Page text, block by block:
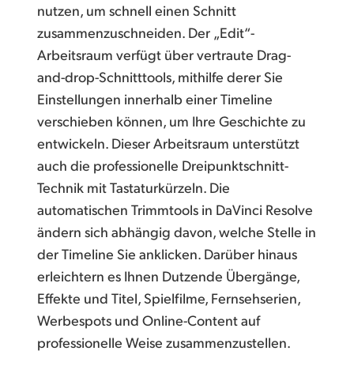
nutzen, um schnell einen Schnitt
zusammenzuschneiden. Der „Edit“-
Arbeitsraum verfügt über vertraute Drag-
and-drop-Schnitttools, mithilfe derer Sie
Einstellungen innerhalb einer Timeline
verschieben können, um Ihre Geschichte zu
entwickeln. Dieser Arbeitsraum unterstützt
auch die professionelle Dreipunktschnitt-
Technik mit Tastaturkürzeln. Die
automatischen Trimmtools in DaVinci Resolve
ändern sich abhängig davon, welche Stelle in
der Timeline Sie anklicken. Darüber hinaus
erleichtern es Ihnen Dutzende Übergänge,
Effekte und Titel, Spielfilme, Fernsehserien,
Werbespots und Online-Content auf
professionelle Weise zusammenzustellen.